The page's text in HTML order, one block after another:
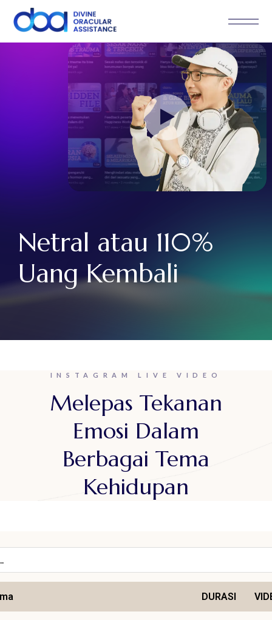
Netral atau 110%
Uang Kembali
INSTAGRAM LIVE VIDEO
Melepas Tekanan
Emosi Dalam
Berbagai Tema
Kehidupan
DURASI